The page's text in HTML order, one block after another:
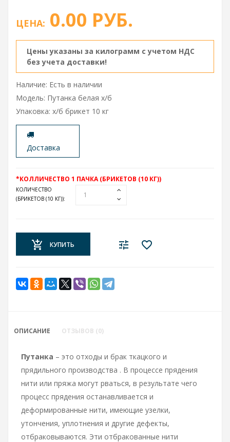
ЦЕНА: 0.00 РУБ.
Цены указаны за килограмм с учетом НДС
без учета доставки!
Наличие: Есть в наличии
Модель: Путанка белая х/б
Упаковка: х/б брикет 10 кг
Доставка
*КОЛЛИЧЕСТВО 1 ПАЧКА (БРИКЕТОВ (10 КГ))
КОЛИЧЕСТВО
(БРИКЕТОВ (10 КГ)):
КУПИТЬ
ОПИСАНИЕ ОТЗЫВОВ (0)
Путанка – это отходы и брак ткацкого и
прядильного производства . В процессе прядения
нити или пряжа могут рваться, в результате чего
процесс прядения останавливается и
деформированные нити, имеющие узелки,
утончения, уплотнения и другие дефекты,
отбраковываются. Эти отбракованные нити